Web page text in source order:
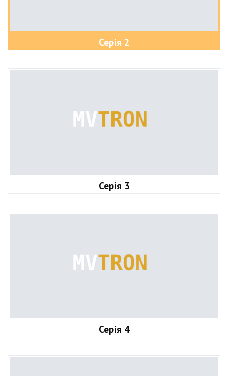
Серія 2
Серія 3
Серія 4